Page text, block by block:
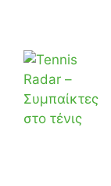
περιεχόμενο